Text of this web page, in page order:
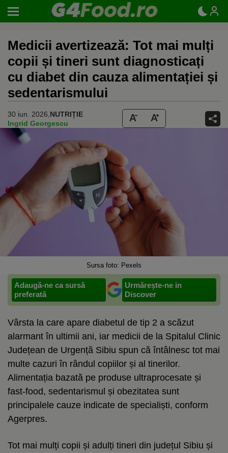
Medicii avertizează: Tot mai mulți
copii și tineri sunt diagnosticați
cu diabet din cauza alimentației și
sedentarismului
30 iun. 2026, NUTRIȚIE
Ingrid Georgescu
Sursa foto: Pexels
Adaugă-ne ca sursă
preferată
Urmărește-ne in
Discover
Vârsta la care apare diabetul de tip 2 a scăzut
alarmant în ultimii ani, iar medicii de la Spitalul Clinic
Județean de Urgență Sibiu spun că întâlnesc tot mai
multe cazuri în rândul copiilor și al tinerilor.
Alimentația bazată pe produse ultraprocesate și
fast-food, sedentarismul și obezitatea sunt
principalele cauze indicate de specialiști, conform
Agerpres.
Tot mai mulți copii și adulți tineri din județul Sibiu și